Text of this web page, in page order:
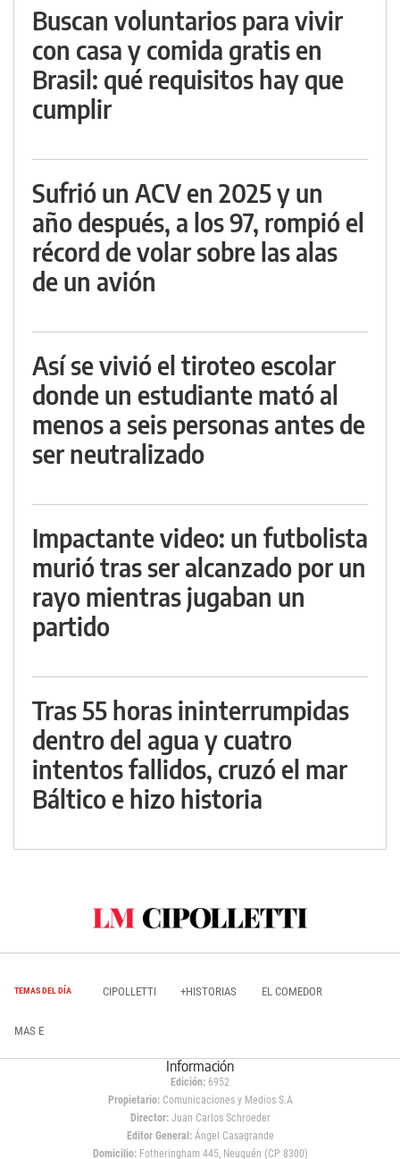
Buscan voluntarios para vivir
con casa y comida gratis en
Brasil: qué requisitos hay que
cumplir
Sufrió un ACV en 2025 y un
año después, a los 97, rompió el
récord de volar sobre las alas
de un avión
Así se vivió el tiroteo escolar
donde un estudiante mató al
menos a seis personas antes de
ser neutralizado
Impactante video: un futbolista
murió tras ser alcanzado por un
rayo mientras jugaban un
partido
Tras 55 horas ininterrumpidas
dentro del agua y cuatro
intentos fallidos, cruzó el mar
Báltico e hizo historia
TEMAS DEL DÍA CIPOLLETTI +HISTORIAS EL COMEDOR
MAS E
Información
Edición: 6952
Propietario:Comunicaciones y Medios S.A
Director: Juan Carlos Schroeder
Editor General:Ángel Casagrande
Domicilio:Fotheringham 445, Neuquén (CP 8300)